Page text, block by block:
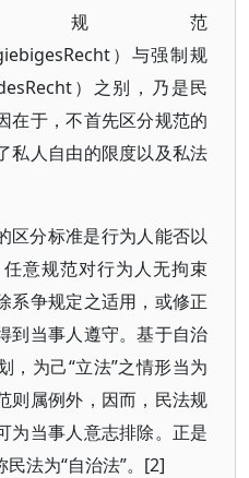
规范
）与强制规
）之别，乃是民
在于，不首先区分规范的
私人自由的限度以及私法
区分标准是行为人能否以
意规范对行为人无拘束
系争规定之适用，或修正
到当事人遵守。基于自治
，为己“立法”之情形当为
则属例外，因而，民法规
为当事人意志排除。正是
法为“自治法”。[2]